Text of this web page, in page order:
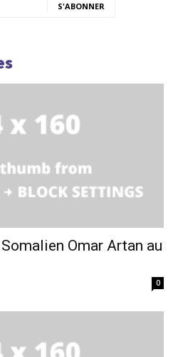
S'ABONNER
Omar Artan au
0